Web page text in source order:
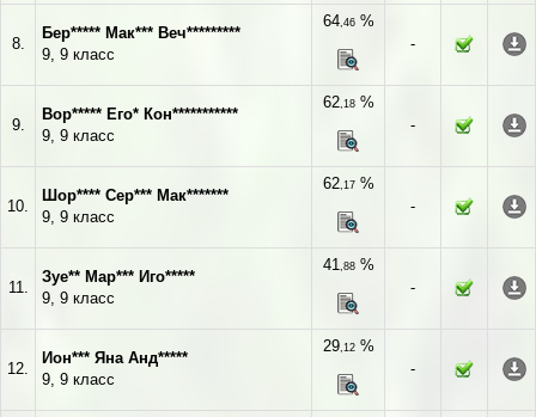
8.
Бер***** Мак*** Веч*********
9, 9 класс
64,46%
-
9.
Вор***** Его* Кон***********
9, 9 класс
62,18%
-
10.
Шор**** Сер*** Мак*******
9, 9 класс
62,17%
-
11.
Зуе** Мар*** Иго*****
9, 9 класс
41,88%
-
12.
Ион*** Яна Анд*****
9, 9 класс
29,12%
-